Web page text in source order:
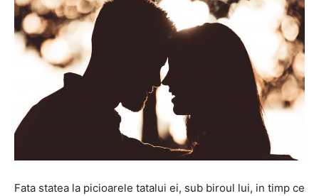
Fata statea la picioarele tatalui ei, sub biroul lui, in timp ce